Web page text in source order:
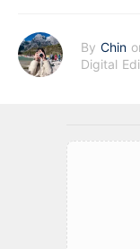
By Chin
Digital